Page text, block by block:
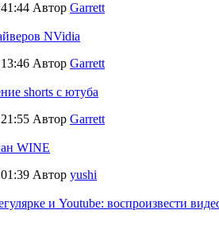
Автор Garrett
NVidia
Автор Garrett
shorts с ютуба
Автор Garrett
WINE
Автор yushi
и Youtube: воспроизвести